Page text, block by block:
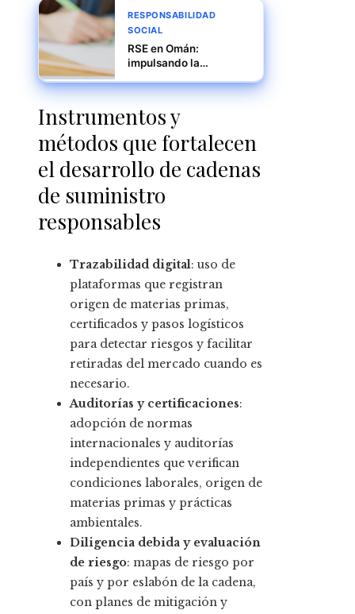
RESPONSABILIDAD
SOCIAL
RSE en Omán:
impulsando la
energía sostenible
Instrumentos y
métodos que fortalecen
el desarrollo de cadenas
de suministro
responsables
Trazabilidad digital: uso de
plataformas que registran
origen de materias primas,
certificados y pasos logísticos
para detectar riesgos y facilitar
retiradas del mercado cuando es
necesario.
Auditorías y certificaciones:
adopción de normas
internacionales y auditorías
independientes que verifican
condiciones laborales, origen de
materias primas y prácticas
ambientales.
Diligencia debida y evaluación
de riesgo: mapas de riesgo por
país y por eslabón de la cadena,
con planes de mitigación y